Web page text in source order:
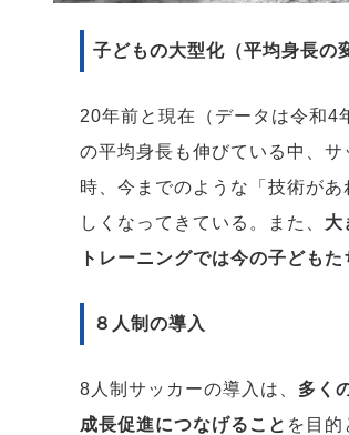
子どもの大型化（平均身長の
20年前と現在（データは令和4
の平均身長も伸びている中、
時、今までのような「技術が
しくなってきている。また、 大
トレーニングでは今の子ども
８人制の導入
8人制サッカーの導入は、 多く
成長促進につなげること を目的